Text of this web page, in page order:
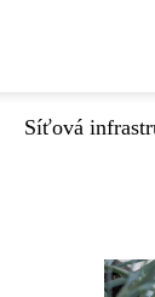
Síťová